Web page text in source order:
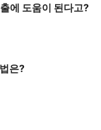
에 도움이 된다고?
은?